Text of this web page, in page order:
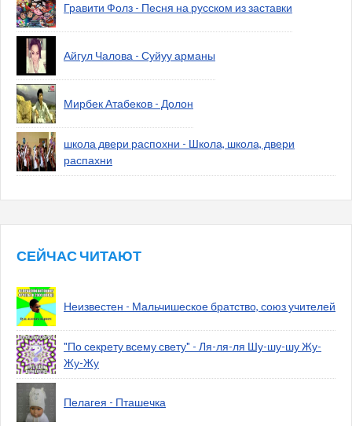
Гравити Фолз - Песня на русском из заставки
Айгул Чалова - Суйуу арманы
Мирбек Атабеков - Долон
школа двери распохни - Школа, школа, двери
распахни
СЕЙЧАС ЧИТАЮТ
Неизвестен - Мальчишеское братство, союз учителей
"По секрету всему свету" - Ля-ля-ля Шу-шу-шу Жу-
Жу-Жу
Пелагея - Пташечка